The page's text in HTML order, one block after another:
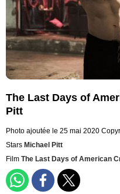
The Last Days of
Pitt
Photo ajoutée le 25 mai 2020
Stars Michael Pitt
Film The Last Days of American